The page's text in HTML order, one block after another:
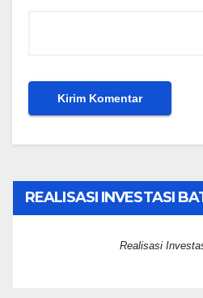
REALISASI INVESTASI
Realisasi